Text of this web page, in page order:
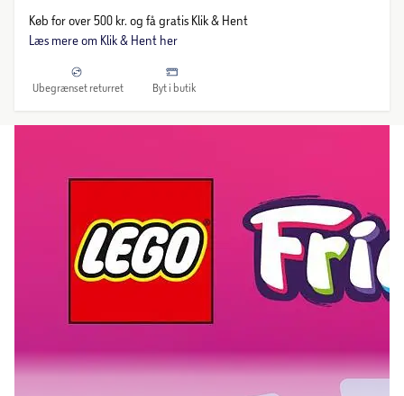
Køb for over 500 kr. og få gratis Klik & Hent
Læs mere om Klik & Hent her
Ubegrænset returret Byt i butik